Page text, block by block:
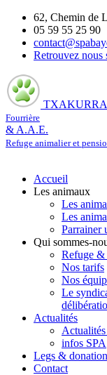
62, Chemin de
05 59 55 25 90
Retrouvez nous
Fourrière
& A.A.E.
Refuge animalier et
Accueil
Les animaux
Les
Les
Parrainer
Qui sommes-
Refuge &
Nos tarifs
Nos
Le
Actualités
infos SPA
Legs &
Contact